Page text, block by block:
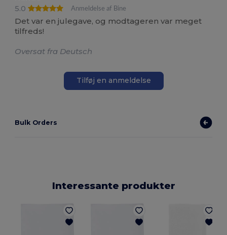
5.0
Anmeldelse af Bine
Det var en julegave, og modtageren var meget
tilfreds!
Oversat fra Deutsch
Tilføj en anmeldelse
Bulk Orders
Interessante produkter